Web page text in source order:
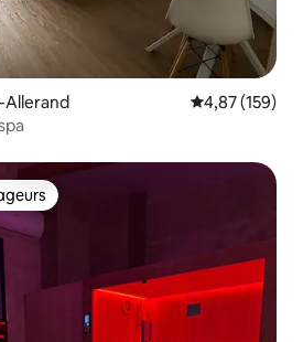
Allerand Évaluation
4,87 (159)
les plus appréciés